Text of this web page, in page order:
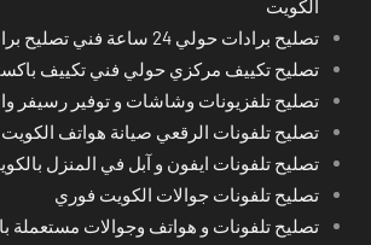
الكويت
تصليح برادات حولي 24 ساعة فني تصليح برادات باكستاني
تصليح تكييف مركزي حولي فني تكييف
تصليح تلفزيونات وشاشات و توفير رسيفر
تصليح تلفونات الرقعي صيانة هواتف الكويت
تصليح تلفونات ايفون و آبل في المنزل
تصليح تلفونات جوالات الكويت فوري
تصليح تلفونات و هواتف وجوالات مستعملة